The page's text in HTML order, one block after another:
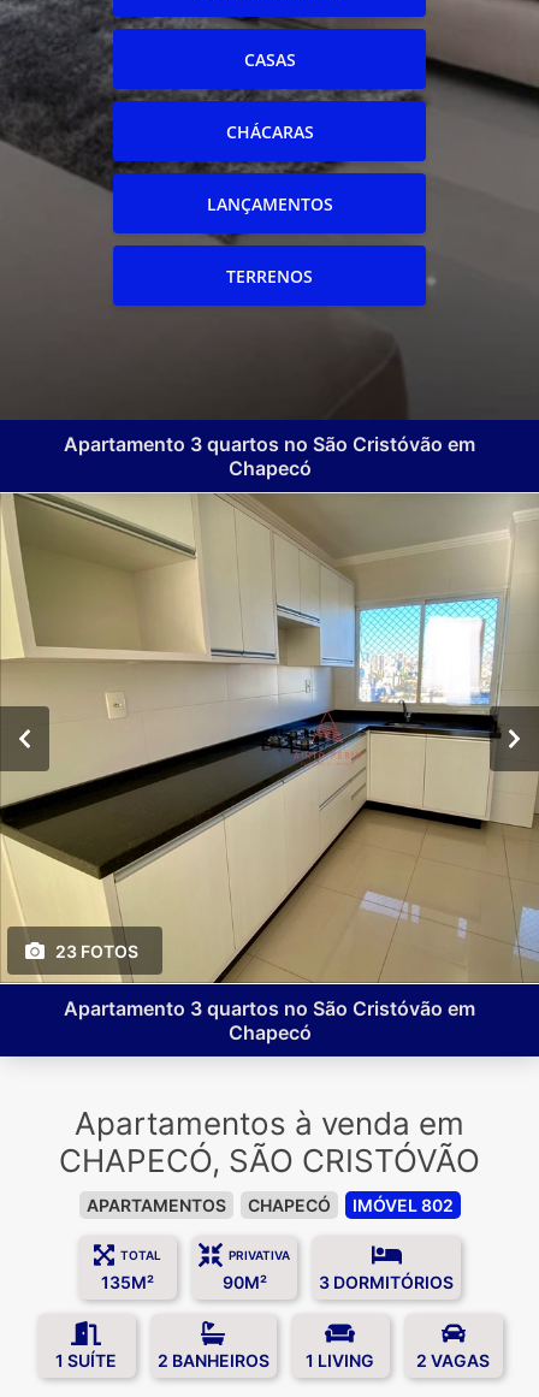
CASAS
CHÁCARAS
LANÇAMENTOS
TERRENOS
Apartamento 3 quartos no São Cristóvão em
Chapecó
23 FOTOS
Apartamento 3 quartos no São Cristóvão em
Chapecó
Apartamentos à venda em
CHAPECÓ, SÃO CRISTÓVÃO
APARTAMENTOS CHAPECÓ IMÓVEL 802
TOTAL
135M²
PRIVATIVA
90M² 3 DORMITÓRIOS
1 SUÍTE 2 BANHEIROS 1 LIVING 2 VAGAS